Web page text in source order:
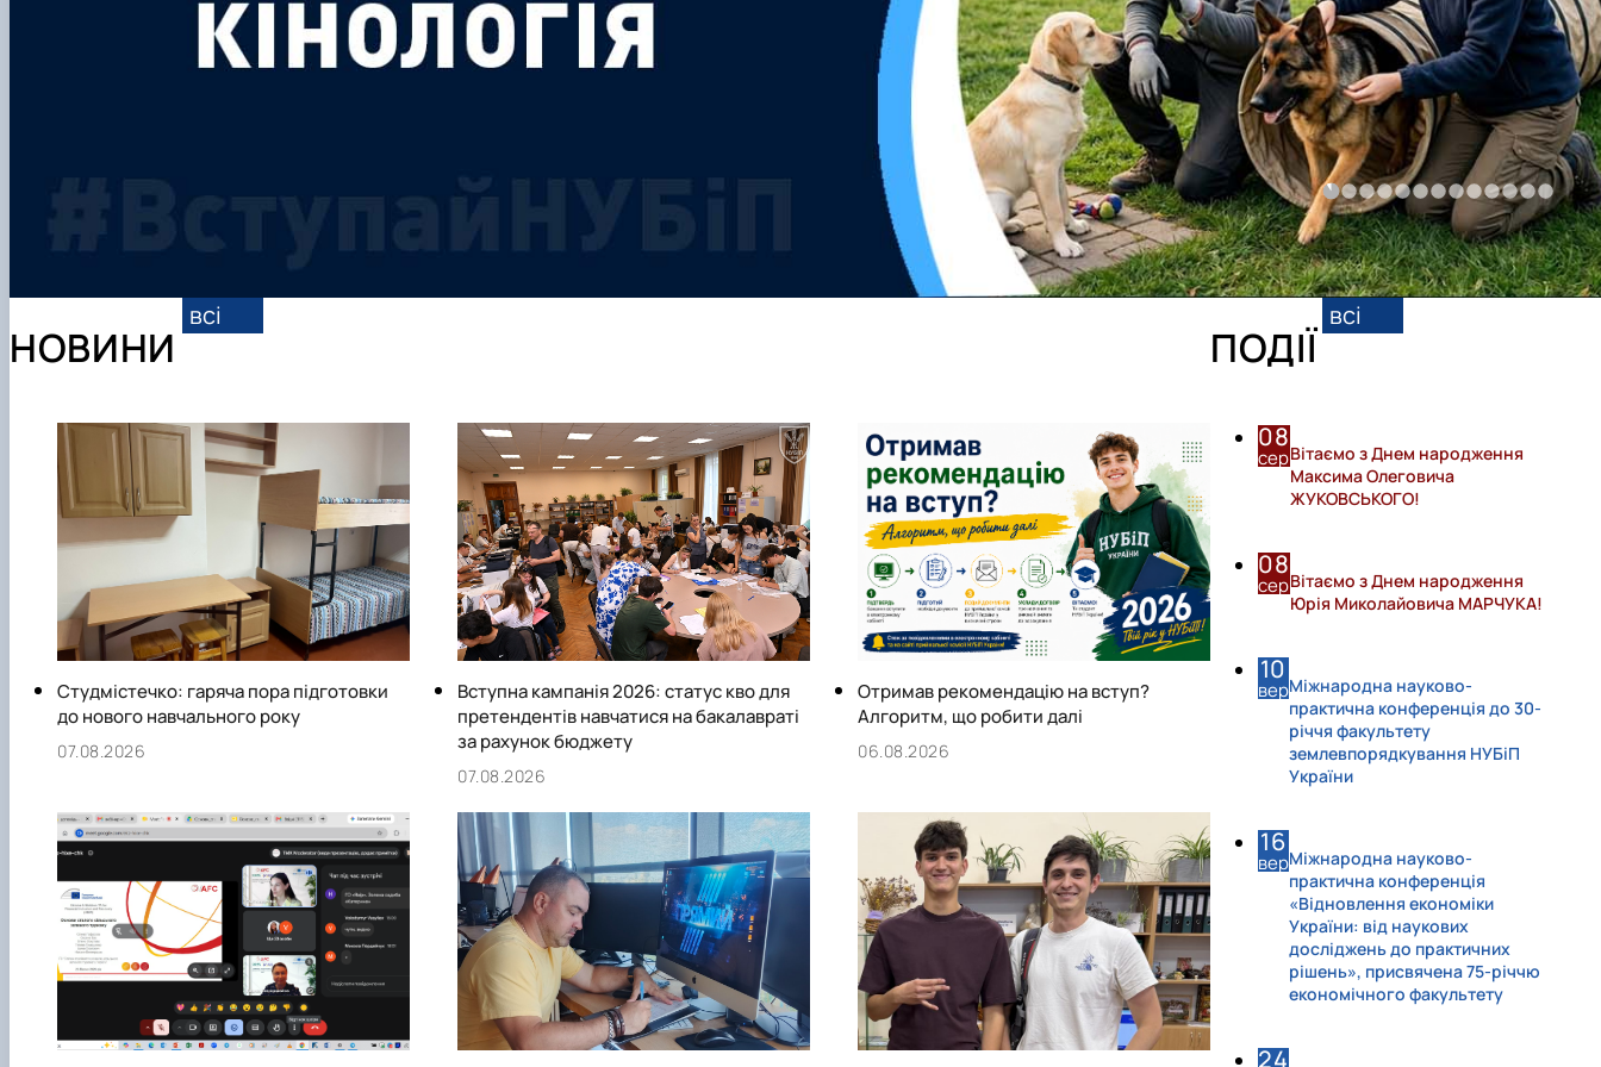
НОВИНИ
всі
Студмістечко: гаряча пора підготовки
до нового навчального року
07.08.2026
Вступна кампанія 2026: статус кво для
претендентів навчатися на бакалавраті
за рахунок бюджету
07.08.2026
Отримав рекомендацію на вступ?
Алгоритм, що робити далі
06.08.2026
ПОДІЇ
всі
08
серВітаємо з Днем народження
Максима Олеговича
ЖУКОВСЬКОГО!
08
серВітаємо з Днем народження
Юрія Миколайовича МАРЧУКА!
10
верМіжнародна науково-
практична конференція до 30-
річчя факультету
землевпорядкування НУБіП
України
16
верМіжнародна науково-
практична конференція
«Відновлення економіки
України: від наукових
досліджень до практичних
рішень», присвячена 75-річчю
економічного факультету
24